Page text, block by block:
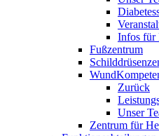
Infos für
Fußzentrum
Zurück
Unser
Zentrum für